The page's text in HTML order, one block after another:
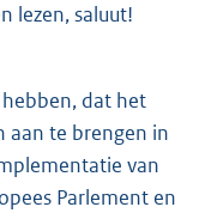
lezen, saluut!
dat het
aan te brengen in
van
Parlement en